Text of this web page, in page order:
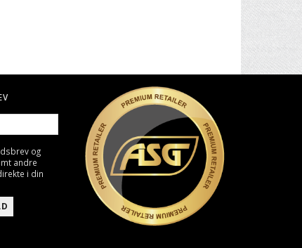
BIO KUGLER, 0,25G -
4000 STK
og
andre
i din